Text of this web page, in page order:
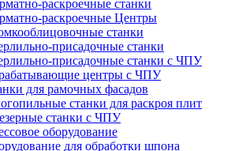
раскроечные станки
раскроечные Центры
станки
присадочные станки
присадочные станки с ЧПУ
центры с ЧПУ
для рамочных фасадов
станки для раскроя плит
станки с ЧПУ
оборудование
для обработки шпона